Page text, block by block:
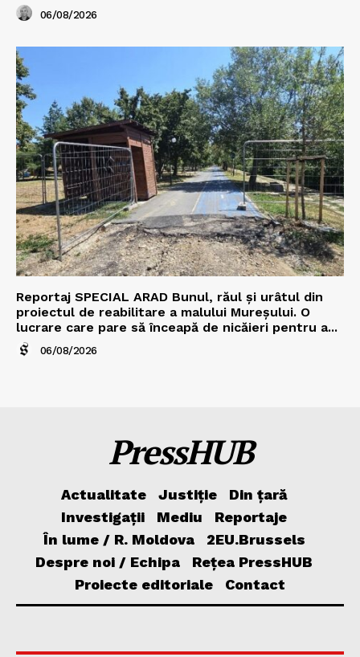
06/08/2026
Reportaj SPECIAL ARAD Bunul, răul și urâtul din
proiectul de reabilitare a malului Mureșului. O
lucrare care pare să înceapă de nicăieri pentru a...
06/08/2026
PressHUB
Actualitate Justiție
Din țară
Investigații
Mediu
Reportaje
În lume / R. Moldova
2EU.Brussels
Despre noi / Echipa
Rețea PressHUB
Proiecte editoriale
Contact